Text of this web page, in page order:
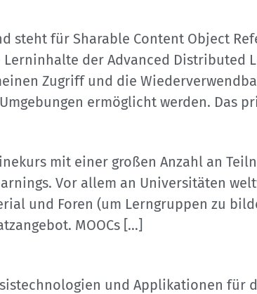
steht für Sharable Content Object
der Advanced Distributed
Zugriff und die
ermöglicht werden. Das
mit einer großen Anzahl an
Vor allem an Universitäten
und Foren (um Lerngruppen zu
MOOCs […]
und Applikationen für